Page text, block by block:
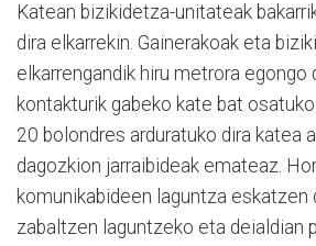
Katean bizikidetza-unitateak
dira elkarrekin. Gainerakoak eta
elkarrengandik hiru metrora egongo
kontakturik gabeko kate bat
20 bolondres arduratuko dira katea
dagozkion jarraibideak emateaz.
komunikabideen laguntza eskatzen
zabaltzen laguntzeko eta deialdian